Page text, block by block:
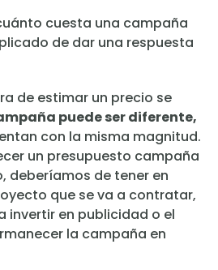
cuesta una campaña
de dar una respuesta
de estimar un precio se
puede ser diferente,
con la misma magnitud.
un presupuesto campaña
deberíamos de tener en
que se va a contratar,
invertir en publicidad o el
la campaña en